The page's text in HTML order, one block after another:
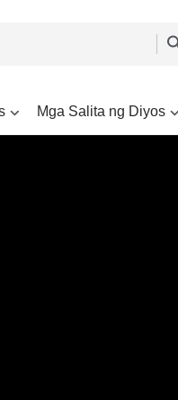
Mga Salita ng Diyos